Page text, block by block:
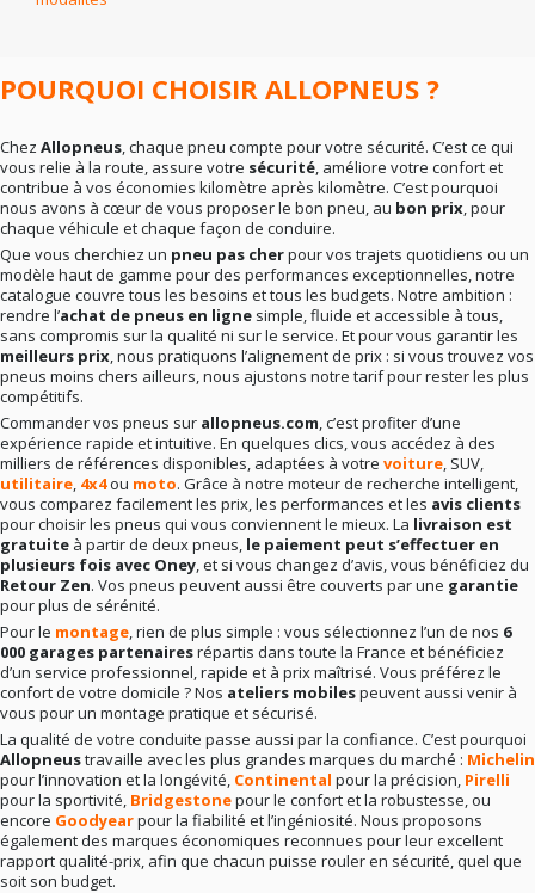
En résumé
POURQUOI CHOISIR ALLOPNEUS ?
Chez Allopneus, chaque pneu compte pour votre sécurité. C’est ce qui
vous relie à la route, assure votre sécurité, améliore votre confort et
contribue à vos économies kilomètre après kilomètre. C’est pourquoi
nous avons à cœur de vous proposer le bon pneu, au bon prix, pour
chaque véhicule et chaque façon de conduire.
Que vous cherchiez un pneu pas cherpour vos trajets quotidiens ou un
modèle haut de gamme pour des performances exceptionnelles, notre
catalogue couvre tous les besoins et tous les budgets. Notre ambition :
rendre l’achat de pneus en ligne simple, fluide et accessible à tous,
sans compromis sur la qualité ni sur le service. Et pour vous garantir les
meilleurs prix, nous pratiquons l’alignement de prix : si vous trouvez vos
pneus moins chers ailleurs, nous ajustons notre tarif pour rester les plus
compétitifs.
Commander vos pneus sur allopneus.com, c’est profiter d’une
expérience rapide et intuitive. En quelques clics, vous accédez à des
milliers de références disponibles, adaptées à votre voiture, SUV,
utilitaire, 4x4ou moto. Grâce à notre moteur de recherche intelligent,
vous comparez facilement les prix, les performances et les avis clients
pour choisir les pneus qui vous conviennent le mieux. La livraison est
gratuite à partir de deux pneus, le paiement peut s’effectuer en
plusieurs fois avec Oney, et si vous changez d’avis, vous bénéficiez du
Retour Zen. Vos pneus peuvent aussi être couverts par une garantie
pour plus de sérénité.
Pour le montage, rien de plus simple : vous sélectionnez l’un de nos 6
000 garages partenairesrépartis dans toute la France et bénéficiez
d’un service professionnel, rapide et à prix maîtrisé. Vous préférez le
confort de votre domicile ? Nos ateliers mobilespeuvent aussi venir à
vous pour un montage pratique et sécurisé.
La qualité de votre conduite passe aussi par la confiance. C’est pourquoi
Allopneustravaille avec les plus grandes marques du marché : Michelin
pour l’innovation et la longévité, Continental pour la précision, Pirelli
pour la sportivité, Bridgestonepour le confort et la robustesse, ou
encore Goodyearpour la fiabilité et l’ingéniosité. Nous proposons
également des marques économiques reconnues pour leur excellent
rapport qualité-prix, afin que chacun puisse rouler en sécurité, quel que
soit son budget.